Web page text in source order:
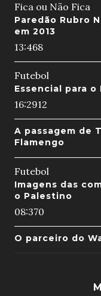
Fica ou Não Fica
Paredão Rubro
em 2013
13:468
Futebol
Essencial para o
16:2912
A passagem de
Flamengo
Futebol
Imagens das
o Palestino
08:370
O parceiro do